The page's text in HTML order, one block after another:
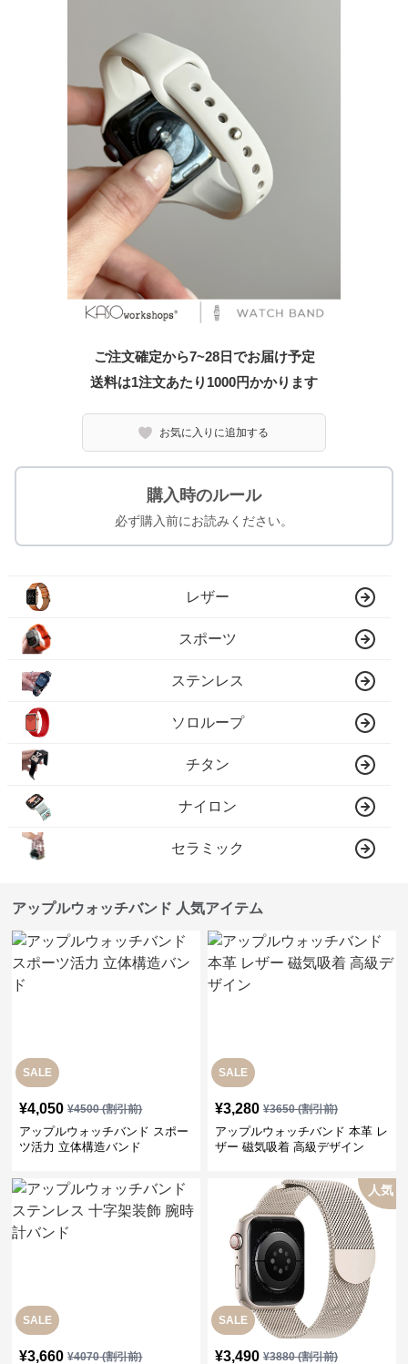
ご注文確定から7~28日でお届け予定
送料は1注文あたり 1000円かかります
お気に入りに追加する
購入時のルール
必ず購入前にお読みください。
レザー
スポーツ
ステンレス
ソロループ
チタン
ナイロン
セラミック
アップルウォッチバンド 人気アイテム
SALE
¥4,050 ¥4500(割引前)
アップルウォッチバンド スポー
ツ活力 立体構造バンド
SALE
¥3,280 ¥3650(割引前)
アップルウォッチバンド 本革 レ
ザー 磁気吸着 高級デザイン
SALE
¥3,660 ¥4070(割引前)
SALE
人気
¥3,490 ¥3880(割引前)